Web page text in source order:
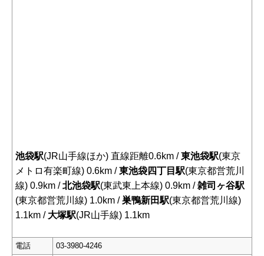
池袋駅(JR山手線ほか) 直線距離0.6km /東池袋駅(東京
メトロ有楽町線) 0.6km /東池袋四丁目駅(東京都営荒川
線) 0.9km /北池袋駅(東武東上本線) 0.9km /雑司ヶ谷駅
(東京都営荒川線) 1.0km /巣鴨新田駅(東京都営荒川線)
1.1km / 大塚駅(JR山手線) 1.1km
電話 03-3980-4246